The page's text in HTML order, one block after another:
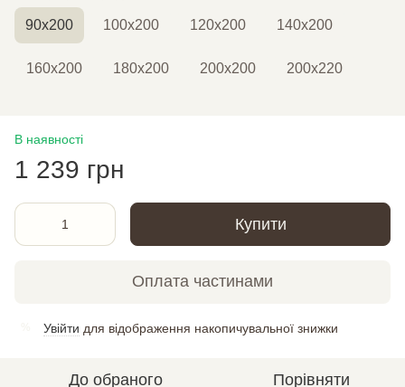
90х200 100х200 120х200 140х200
160х200 180х200 200х200 200х220
В наявності
1 239 грн
Купити
Оплата частинами
Увійти для відображення накопичувальної знижки
До обраного Порівняти